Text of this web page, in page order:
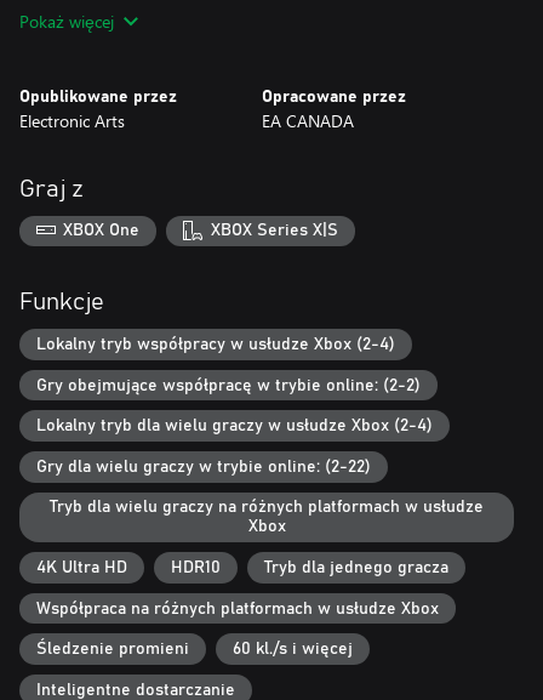
Graj na swój sposób dzięki całkowicie odświeżonym wrażeniom z
piłkarskie w karierze, podczas gdy opcja rozgrywki
kompetetywnej — oparta na udoskonalonych fundamentach,
Ta gra zawiera opcjonalne zakupy wirtualnej waluty w grze, którą
można wykorzystać do nabywania wirtualnych przedmiotów w
Nie obejmuje TOTY, IKON debiutu ani mistrza; bohaterów
Wyróżnień TOTY i klasycznej XI; żadnych WBS, zadań, przepustki
sezonowej, przepustki premium ani IKONY wymiany zawartości
piłkarzy.
Obowiązują warunki oraz ograniczenia. Szczegółowe informacje
dostępne są pod adresem ea.com/pl-pl/legal/legal-disclosures.
†Obowiązują warunki oraz ograniczenia. Szczegółowe informacje
dostępne są pod adresem www.ea.com/games/ea-sports-fc/fc-
26/dual-entitlement.
‡Obowiązują warunki oraz ograniczenia. Więcej informacji na
stronie ea.com/games/ea-sports-fc/fc-26/game-disclaimers.
Edycja IKON oraz FC Points nie są dostępne w Belgii.
Pokaż więcej
Opublikowane przez
Electronic Arts
Opracowane przez
EA CANADA
Graj z
XBOX One XBOX Series X|S
Funkcje
Lokalny tryb współpracy w usłudze Xbox (2-4)
Gry obejmujące współpracę w trybie online: (2-2)
Lokalny tryb dla wielu graczy w usłudze Xbox (2-4)
Gry dla wielu graczy w trybie online: (2-22)
Tryb dla wielu graczy na różnych platformach w usłudze
Xbox
4K Ultra HD HDR10 Tryb dla jednego gracza
Współpraca na różnych platformach w usłudze Xbox
Śledzenie promieni 60 kl./s i więcej
Inteligentne dostarczanie